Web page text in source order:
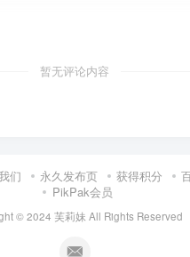
暂无评论内容
们 永久发布页 获得积分
PikPak会员
© 2024 芙莉妹 All Rights Reserved